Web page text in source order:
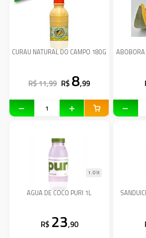
CURAU NATURAL DO CAMPO 180G
R$ 11,99 R$ 8,99
ABOBORA
AGUA DE COCO PURI 1L
1.0 lt
R$ 23,90